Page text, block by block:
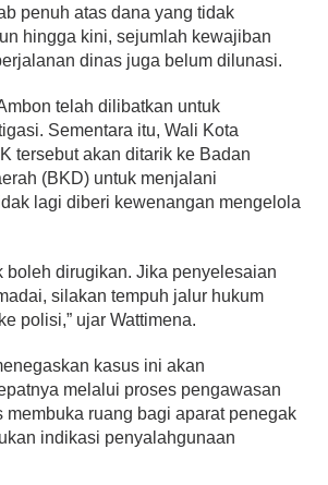
penuh atas dana yang tidak
hingga kini, sejumlah kewajiban
dinas juga belum dilunasi.
telah dilibatkan untuk
Sementara itu, Wali Kota
tersebut akan ditarik ke Badan
(BKD) untuk menjalani
lagi diberi kewenangan mengelola
boleh dirugikan. Jika penyelesaian
silakan tempuh jalur hukum
polisi,” ujar Wattimena.
kasus ini akan
melalui proses pengawasan
membuka ruang bagi aparat penegak
indikasi penyalahgunaan